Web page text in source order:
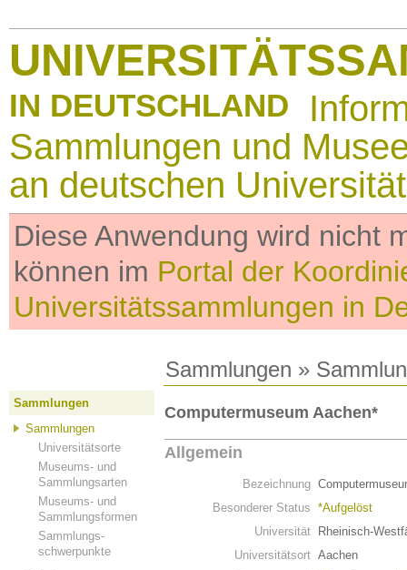
IN DEUTSCHLAND
Sammlungen und
an deutschen
Diese Anwendung wird nicht
können im Portal der
Universitätssammlungen in
Sammlungen »
Sammlungen
Sammlungen
Universitätsorte
Museums- und
Sammlungsarten
Museums- und
Sammlungsformen
Sammlungs-
schwerpunkte
Computermuseum Aachen*
Allgemein
Bezeichnung
Besonderer Status *Aufgelöst
Universität
Rheinisch-
Universitätsort Aachen